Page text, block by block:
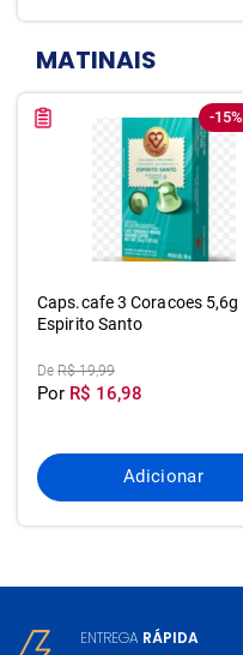
MATINAIS
-15%
Caps.cafe 3 Coracoes 5,6g
Espirito Santo
De R$ 19,99
Por R$ 16,98
Adicionar
ENTREGA RÁPIDA